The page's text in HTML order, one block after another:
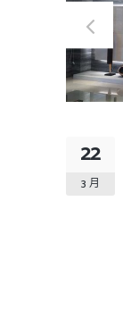
22
3 月